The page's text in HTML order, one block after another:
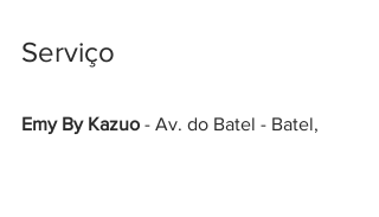
Serviço
Emy By Kazuo - Av. do Batel - Batel,